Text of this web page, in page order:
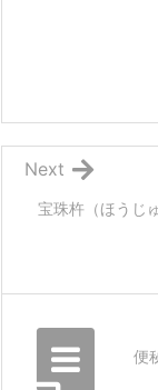
宝珠杵（ほうじ
Next
便